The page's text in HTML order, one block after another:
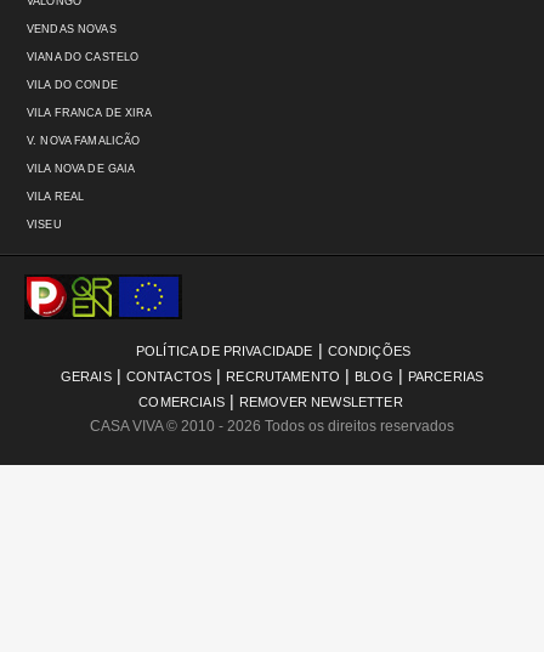
VENDAS NOVAS
VIANA DO CASTELO
VILA DO CONDE
VILA FRANCA DE XIRA
V. NOVA FAMALICÃO
VILA NOVA DE GAIA
VILA REAL
VISEU
POLÍTICA DE PRIVACIDADE | CONDIÇÕES
GERAIS | CONTACTOS | RECRUTAMENTO | BLOG | PARCERIAS
COMERCIAIS | REMOVER NEWSLETTER
CASA VIVA© 2010 - 2026 Todos os direitos reservados